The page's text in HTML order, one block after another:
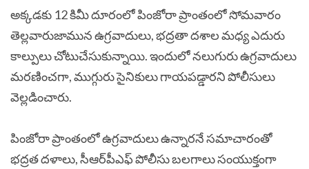
అక్కడకు 12 కిమీ దూరంలో పింజోరా ప్రాంతంలో సోమవారం
తెల్లవారుజామున ఉగ్రవాదులు, భద్రతా దశాల మధ్య ఎదురు
కాల్పులు చోటుచేసుకున్నాయి. ఇందులో నలుగురు ఉగ్రవాదులు
మరణించగా, ముగ్గురు సైనికులు గాయపడ్డారని పోలీసులు
వెల్లడించారు.
పింజోరా ప్రాంతంలో ఉగ్రవాదులు ఉన్నారనే సమాచారంతో
భద్రత దళాలు, సీఆర్‌పీఎఫ్‌ పోలీసు బలగాలు సంయుక్తంగా